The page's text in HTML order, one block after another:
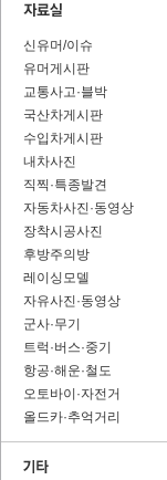
신유머/이슈
유머게시판
교통사고·블박
국산차게시판
수입차게시판
내차사진
직찍·특종발견
자동차사진·동영상
장착시공사진
후방주의방
레이싱모델
자유사진·동영상
군사·무기
트럭·버스·중기
항공·해운·철도
오토바이·자전거
올드카·추억거리